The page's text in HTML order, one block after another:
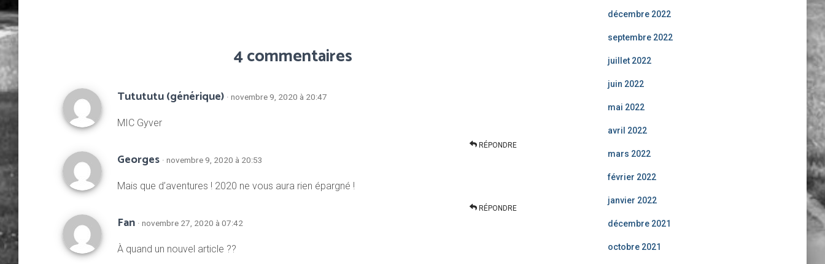
4 commentaires
Tutututu (générique) · novembre 9, 2020 à 20:47
MIC Gyver
RÉPONDRE
Georges · novembre 9, 2020 à 20:53
Mais que d’aventures ! 2020 ne vous aura rien épargné !
RÉPONDRE
Fan · novembre 27, 2020 à 07:42
À quand un nouvel article ??
décembre 2022
septembre 2022
juillet 2022
juin 2022
mai 2022
avril 2022
mars 2022
février 2022
janvier 2022
décembre 2021
octobre 2021